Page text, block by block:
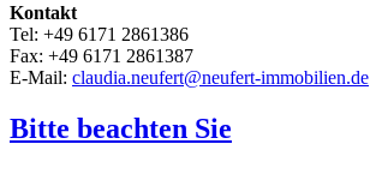
Kontakt
Tel: +49 6171 2861386
Fax: +49 6171 2861387
E-Mail: claudia.neufert@neufert-immobilien.de
Bitte beachten Sie